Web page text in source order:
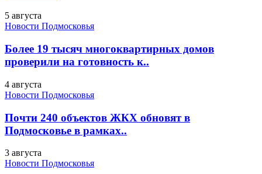
5 августа
Новости Подмосковья
Более 19 тысяч многоквартирных домов
проверили на готовность к..
4 августа
Новости Подмосковья
Почти 240 объектов ЖКХ обновят в
Подмосковье в рамках..
3 августа
Новости Подмосковья